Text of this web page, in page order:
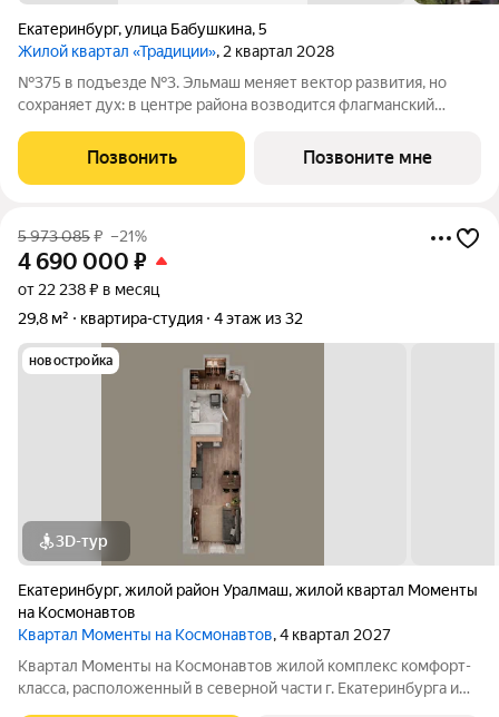
Екатеринбург,улица Бабушкина,5
Жилой квартал «Традиции», 2 квартал 2028
№375 в подъезде №3. Эльмаш меняет вектор развития, но
сохраняет дух: в центре района возводится флагманский
поколениями инженеров и архитекторов. «Традиции»
расположен напротив парка
Позвонить Позвоните мне
5 973 085₽ –21%
4 690 000 ₽
от 22 238 ₽ в месяц
29,8 м²
квартира-студия 4 этаж из 32
новостройка
3D-тур
Екатеринбург,жилой район Уралмаш,жилой квартал Моменты
на Космонавтов
Квартал Моменты на Космонавтов, 4 квартал 2027
Квартал Моменты на Космонавтов жилой комплекс комфорт-
класса, расположенный в северной части г. Екатеринбурга и